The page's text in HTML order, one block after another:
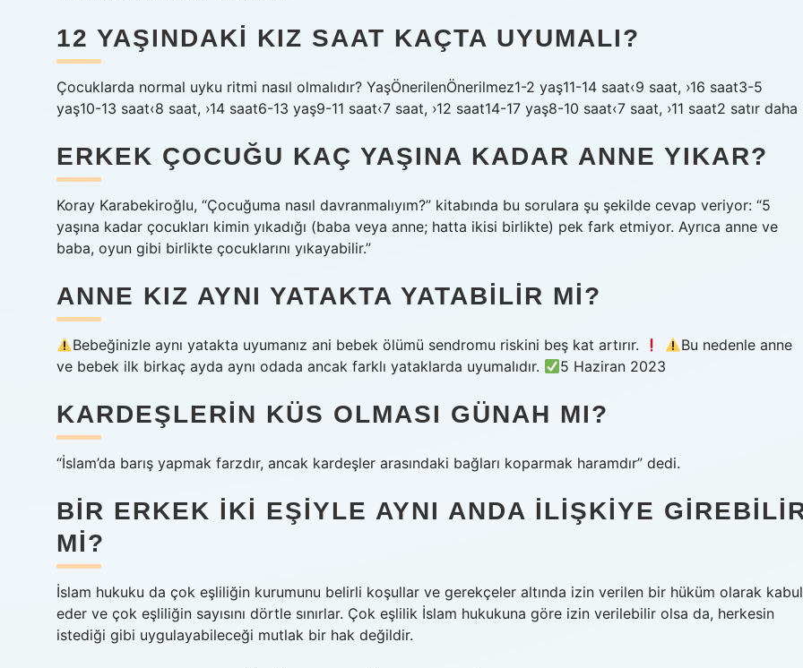
12 YAŞINDAKI KIZ SAAT KAÇTA UYUMALI?
Çocuklarda normal uyku ritmi nasıl olmalıdır? YaşÖnerilenÖnerilmez1-2 yaş11-14 saat‹9 saat, ›16 saat3-5
yaş10-13 saat‹8 saat, ›14 saat6-13 yaş9-11 saat‹7 saat, ›12 saat14-17 yaş8-10 saat‹7 saat, ›11 saat2 satır daha
ERKEK ÇOCUĞU KAÇ YAŞINA KADAR ANNE YIKAR?
Koray Karabekiroğlu, “Çocuğuma nasıl davranmalıyım?” kitabında bu sorulara şu şekilde cevap veriyor: “5
yaşına kadar çocukları kimin yıkadığı (baba veya anne; hatta ikisi birlikte) pek fark etmiyor. Ayrıca anne ve
baba, oyun gibi birlikte çocuklarını yıkayabilir.”
ANNE KIZ AYNI YATAKTA YATABILIR MI?
Bebeğinizle aynı yatakta uyumanız ani bebek ölümü sendromu riskini beş kat artırır.
Bu nedenle anne
ve bebek ilk birkaç ayda aynı odada ancak farklı yataklarda uyumalıdır.
5 Haziran 2023
KARDEŞLERIN KÜS OLMASI GÜNAH MI?
“İslam’da barış yapmak farzdır, ancak kardeşler arasındaki bağları koparmak haramdır” dedi.
BIR ERKEK IKI EŞIYLE AYNI ANDA ILIŞKIYE
MI?
İslam hukuku da çok eşliliğin kurumunu belirli koşullar ve gerekçeler altında izin verilen bir hüküm olarak kabul
eder ve çok eşliliğin sayısını dörtle sınırlar. Çok eşlilik İslam hukukuna göre izin verilebilir olsa da, herkesin
istediği gibi uygulayabileceği mutlak bir hak değildir.